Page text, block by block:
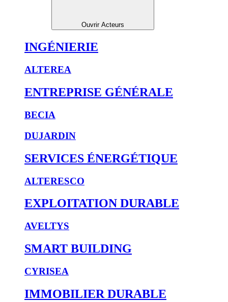
Ouvrir Acteurs
INGÉNIERIE
ALTEREA
ENTREPRISE GÉNÉRALE
BECIA
DUJARDIN
SERVICES ÉNERGÉTIQUE
ALTERESCO
EXPLOITATION DURABLE
AVELTYS
SMART BUILDING
CYRISEA
IMMOBILIER DURABLE